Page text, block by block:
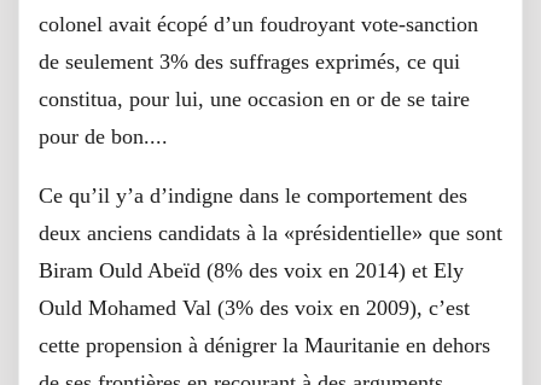
colonel avait écopé d’un foudroyant vote-sanction
de seulement 3% des suffrages exprimés, ce qui
constitua, pour lui, une occasion en or de se taire
pour de bon....
Ce qu’il y’a d’indigne dans le comportement des
deux anciens candidats à la «présidentielle» que sont
Biram Ould Abeïd (8% des voix en 2014) et Ely
Ould Mohamed Val (3% des voix en 2009), c’est
cette propension à dénigrer la Mauritanie en dehors